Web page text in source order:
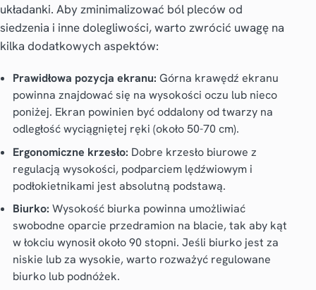
układanki. Aby zminimalizować ból pleców od
siedzenia i inne dolegliwości, warto zwrócić uwagę na
kilka dodatkowych aspektów:
Prawidłowa pozycja ekranu: Górna krawędź ekranu
powinna znajdować się na wysokości oczu lub nieco
poniżej. Ekran powinien być oddalony od twarzy na
odległość wyciągniętej ręki (około 50-70 cm).
Ergonomiczne krzesło: Dobre krzesło biurowe z
regulacją wysokości, podparciem lędźwiowym i
podłokietnikami jest absolutną podstawą.
Biurko: Wysokość biurka powinna umożliwiać
swobodne oparcie przedramion na blacie, tak aby kąt
w łokciu wynosił około 90 stopni. Jeśli biurko jest za
niskie lub za wysokie, warto rozważyć regulowane
biurko lub podnóżek.